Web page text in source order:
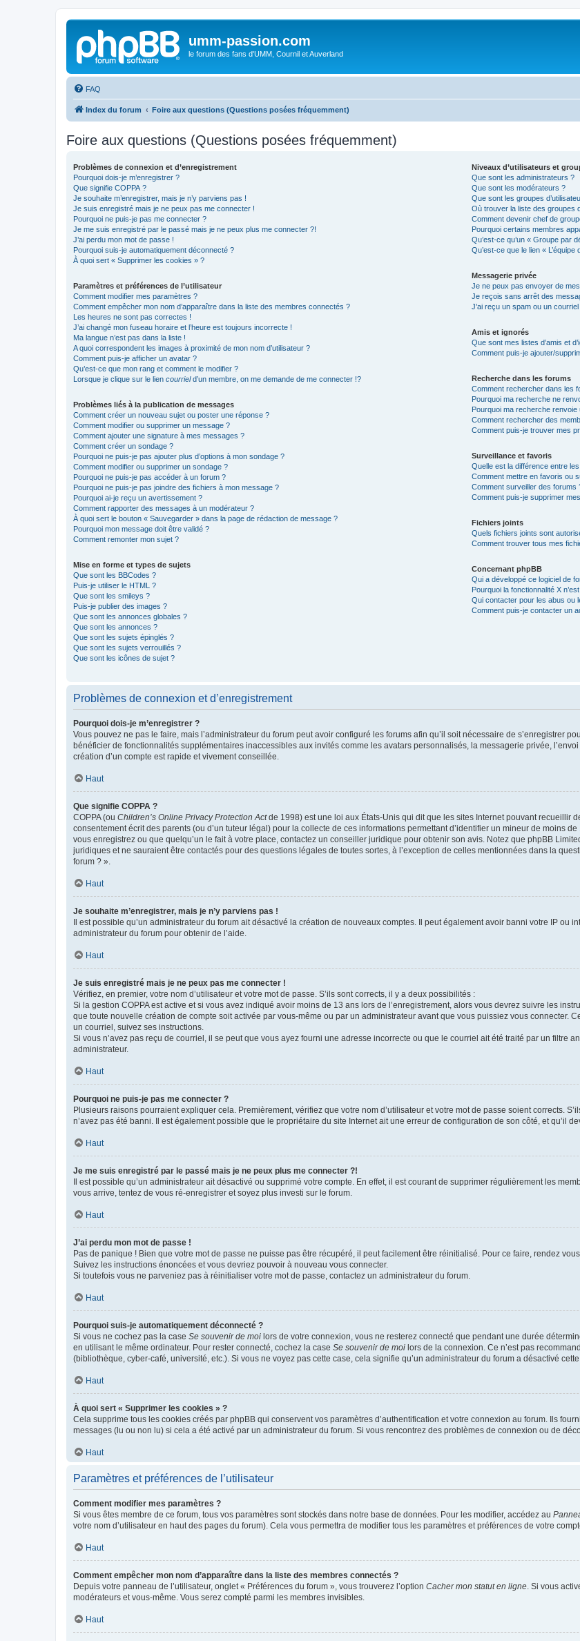
umm-passion.com
le forum des fans d'UMM, Cournil et Auverland
FAQ
Index du forum Foire aux questions (Questions posées fréquemment)
Foire aux questions (Questions posées fréquemment)
Problèmes de connexion et d’enregistrement
Pourquoi dois-je m’enregistrer ?
Que signifie COPPA ?
Je souhaite m’enregistrer, mais je n’y parviens pas !
Je suis enregistré mais je ne peux pas me connecter !
Pourquoi ne puis-je pas me connecter ?
Je me suis enregistré par le passé mais je ne peux plus me connecter ?!
J’ai perdu mon mot de passe !
Pourquoi suis-je automatiquement déconnecté ?
À quoi sert « Supprimer les cookies » ?
Paramètres et préférences de l’utilisateur
Comment modifier mes paramètres ?
Comment empêcher mon nom d’apparaître dans la liste des membres connectés ?
Les heures ne sont pas correctes !
J’ai changé mon fuseau horaire et l’heure est toujours incorrecte !
Ma langue n’est pas dans la liste !
A quoi correspondent les images à proximité de mon nom d’utilisateur ?
Comment puis-je afficher un avatar ?
Qu’est-ce que mon rang et comment le modifier ?
Lorsque je clique sur le lien courrield’un membre, on me demande de me connecter !?
Problèmes liés à la publication de messages
Comment créer un nouveau sujet ou poster une réponse ?
Comment modifier ou supprimer un message ?
Comment ajouter une signature à mes messages ?
Comment créer un sondage ?
Pourquoi ne puis-je pas ajouter plus d’options à mon sondage ?
Comment modifier ou supprimer un sondage ?
Pourquoi ne puis-je pas accéder à un forum ?
Pourquoi ne puis-je pas joindre des fichiers à mon message ?
Pourquoi ai-je reçu un avertissement ?
Comment rapporter des messages à un modérateur ?
À quoi sert le bouton « Sauvegarder » dans la page de rédaction de message ?
Pourquoi mon message doit être validé ?
Comment remonter mon sujet ?
Mise en forme et types de sujets
Que sont les BBCodes ?
Puis-je utiliser le HTML ?
Que sont les smileys ?
Puis-je publier des images ?
Que sont les annonces globales ?
Que sont les annonces ?
Que sont les sujets épinglés ?
Que sont les sujets verrouillés ?
Que sont les icônes de sujet ?
Niveaux d’utilisateurs et
Que sont les administrateurs ?
Que sont les modérateurs ?
Que sont les groupes
Où trouver la liste des groupes
Comment devenir chef de
Pourquoi certains membres
Qu’est-ce qu’un « Groupe par
Qu’est-ce que le lien « L’équipe
Messagerie privée
Je ne peux pas envoyer de
Je reçois sans arrêt des
J’ai reçu un spam ou un
Amis et ignorés
Que sont mes listes d’amis et
Comment puis-je ajouter/
Recherche dans les forums
Comment rechercher dans les
Pourquoi ma recherche ne
Pourquoi ma recherche renvoie
Comment rechercher des
Comment puis-je trouver mes
Surveillance et favoris
Quelle est la différence entre
Comment mettre en favoris ou
Comment surveiller des forums
Comment puis-je supprimer
Fichiers joints
Quels fichiers joints sont
Comment trouver tous mes
Concernant phpBB
Qui a développé ce logiciel de
Pourquoi la fonctionnalité X
Qui contacter pour les abus ou
Comment puis-je contacter un
Problèmes de connexion et d’enregistrement
Pourquoi dois-je m’enregistrer ?
Vous pouvez ne pas le faire, mais l’administrateur du forum peut avoir configuré les forums afin qu’il soit nécessaire de s’enregistrer
bénéficier de fonctionnalités supplémentaires inaccessibles aux invités comme les avatars personnalisés, la messagerie privée,
création d’un compte est rapide et vivement conseillée.
Haut
Que signifie COPPA ?
COPPA (ou Children’s Online Privacy Protection Actde 1998) est une loi aux États-Unis qui dit que les sites Internet pouvant recueillir
consentement écrit des parents (ou d’un tuteur légal) pour la collecte de ces informations permettant d’identifier un mineur de moins
vous enregistrez ou que quelqu’un le fait à votre place, contactez un conseiller juridique pour obtenir son avis. Notez que phpBB
juridiques et ne sauraient être contactés pour des questions légales de toutes sortes, à l’exception de celles mentionnées dans la
forum ? ».
Haut
Je souhaite m’enregistrer, mais je n’y parviens pas !
Il est possible qu’un administrateur du forum ait désactivé la création de nouveaux comptes. Il peut également avoir banni votre IP ou
administrateur du forum pour obtenir de l’aide.
Haut
Je suis enregistré mais je ne peux pas me connecter !
Vérifiez, en premier, votre nom d’utilisateur et votre mot de passe. S’ils sont corrects, il y a deux possibilités :
Si la gestion COPPA est active et si vous avez indiqué avoir moins de 13 ans lors de l’enregistrement, alors vous devrez suivre les
que toute nouvelle création de compte soit activée par vous-même ou par un administrateur avant que vous puissiez vous connecter.
un courriel, suivez ses instructions.
Si vous n’avez pas reçu de courriel, il se peut que vous ayez fourni une adresse incorrecte ou que le courriel ait été traité par un filtre
administrateur.
Haut
Pourquoi ne puis-je pas me connecter ?
Plusieurs raisons pourraient expliquer cela. Premièrement, vérifiez que votre nom d’utilisateur et votre mot de passe soient corrects.
n’avez pas été banni. Il est également possible que le propriétaire du site Internet ait une erreur de configuration de son côté, et qu’il
Haut
Je me suis enregistré par le passé mais je ne peux plus me connecter ?!
Il est possible qu’un administrateur ait désactivé ou supprimé votre compte. En effet, il est courant de supprimer régulièrement les
vous arrive, tentez de vous ré-enregistrer et soyez plus investi sur le forum.
Haut
J’ai perdu mon mot de passe !
Pas de panique ! Bien que votre mot de passe ne puisse pas être récupéré, il peut facilement être réinitialisé. Pour ce faire, rendez
Suivez les instructions énoncées et vous devriez pouvoir à nouveau vous connecter.
Si toutefois vous ne parveniez pas à réinitialiser votre mot de passe, contactez un administrateur du forum.
Haut
Pourquoi suis-je automatiquement déconnecté ?
Si vous ne cochez pas la case Se souvenir de moi lors de votre connexion, vous ne resterez connecté que pendant une durée
en utilisant le même ordinateur. Pour rester connecté, cochez la case Se souvenir de moi lors de la connexion. Ce n’est pas
(bibliothèque, cyber-café, université, etc.). Si vous ne voyez pas cette case, cela signifie qu’un administrateur du forum a désactivé
Haut
À quoi sert « Supprimer les cookies » ?
Cela supprime tous les cookies créés par phpBB qui conservent vos paramètres d’authentification et votre connexion au forum. Ils
messages (lu ou non lu) si cela a été activé par un administrateur du forum. Si vous rencontrez des problèmes de connexion ou de
Haut
Paramètres et préférences de l’utilisateur
Comment modifier mes paramètres ?
Si vous êtes membre de ce forum, tous vos paramètres sont stockés dans notre base de données. Pour les modifier, accédez au
votre nom d’utilisateur en haut des pages du forum). Cela vous permettra de modifier tous les paramètres et préférences de votre
Haut
Comment empêcher mon nom d’apparaître dans la liste des membres connectés ?
Depuis votre panneau de l’utilisateur, onglet « Préférences du forum », vous trouverez l’option Cacher mon statut en ligne . Si vous
modérateurs et vous-même. Vous serez compté parmi les membres invisibles.
Haut